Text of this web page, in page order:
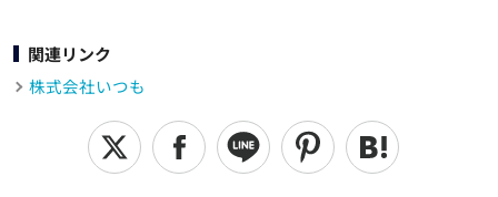
関連リンク
株式会社いつも